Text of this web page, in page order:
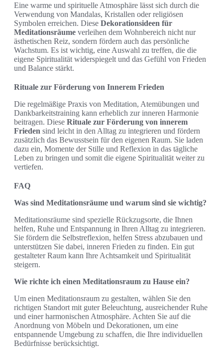
Eine warme und spirituelle Atmosphäre lässt sich durch die
Verwendung von Mandalas, Kristallen oder religiösen
Symbolen erreichen. Diese Dekorationsideen für
Meditationsräume verleihen dem Wohnbereich nicht nur
ästhetischen Reiz, sondern fördern auch das persönliche
Wachstum. Es ist wichtig, eine Auswahl zu treffen, die die
eigene Spiritualität widerspiegelt und das Gefühl von Frieden
und Balance stärkt.
Rituale zur Förderung von Innerem Frieden
Die regelmäßige Praxis von Meditation, Atemübungen und
Dankbarkeitstraining kann erheblich zur inneren Harmonie
beitragen. Diese Rituale zur Förderung von innerem
Frieden sind leicht in den Alltag zu integrieren und fördern
zusätzlich das Bewusstsein für den eigenen Raum. Sie laden
dazu ein, Momente der Stille und Reflexion in das tägliche
Leben zu bringen und somit die eigene Spiritualität weiter zu
vertiefen.
FAQ
Was sind Meditationsräume und warum sind sie wichtig?
Meditationsräume sind spezielle Rückzugsorte, die Ihnen
helfen, Ruhe und Entspannung in Ihren Alltag zu integrieren.
Sie fördern die Selbstreflexion, helfen Stress abzubauen und
unterstützen Sie dabei, inneren Frieden zu finden. Ein gut
gestalteter Raum kann Ihre Achtsamkeit und Spiritualität
steigern.
Wie richte ich einen Meditationsraum zu Hause ein?
Um einen Meditationsraum zu gestalten, wählen Sie den
richtigen Standort mit guter Beleuchtung, ausreichender Ruhe
und einer harmonischen Atmosphäre. Achten Sie auf die
Anordnung von Möbeln und Dekorationen, um eine
entspannende Umgebung zu schaffen, die Ihre individuellen
Bedürfnisse berücksichtigt.